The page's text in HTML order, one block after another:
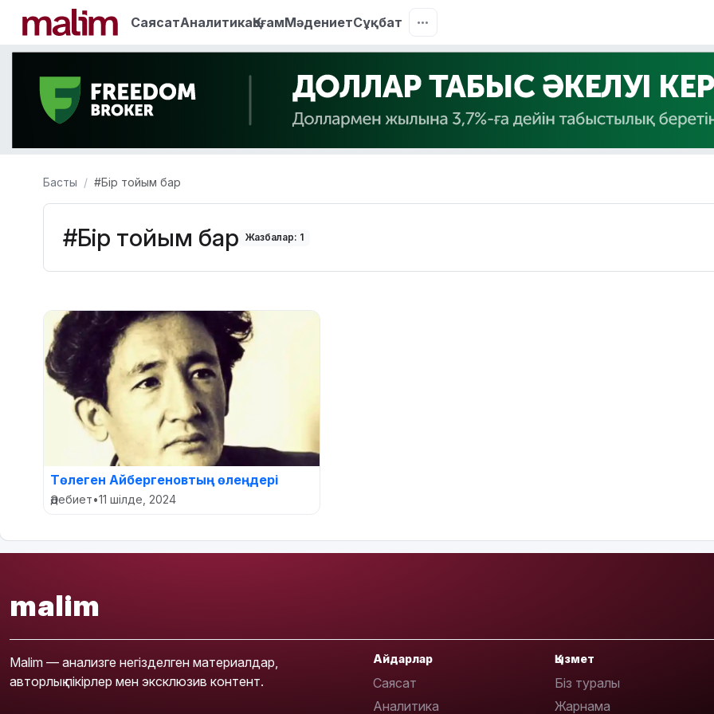
СаясатАналитикаҚоғамМәдениетСұқбат
Басты #Бір тойым бар
#Бір тойым бар Жазбалар: 1
Төлеген Айбергеновтың өлеңдері
Әдебиет•11 шілде, 2024
malim
Malim — анализге негізделген материалдар,
авторлық пікірлер мен эксклюзив контент.
Айдарлар
Саясат
Аналитика
Қызмет
Біз туралы
Жарнама